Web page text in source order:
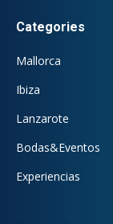
Categories
Mallorca
Ibiza
Lanzarote
Bodas&Eventos
Experiencias